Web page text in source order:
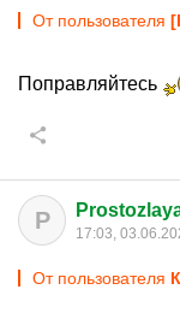
От пользователя
Поправляйтесь
P 17:03,
От пользователя